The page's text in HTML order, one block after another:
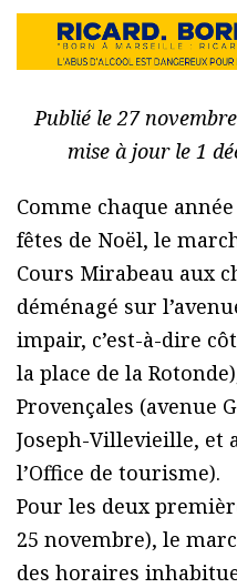
Publié le 27
mise à jour le 1
Comme chaque
fêtes de Noël, le
Cours Mirabeau aux
déménagé sur
impair, c’est-à-dire
la place de la
Provençales (avenue
Joseph-Villevieille, et
l’Office de tourisme).
Pour les deux
25 novembre), le
des horaires